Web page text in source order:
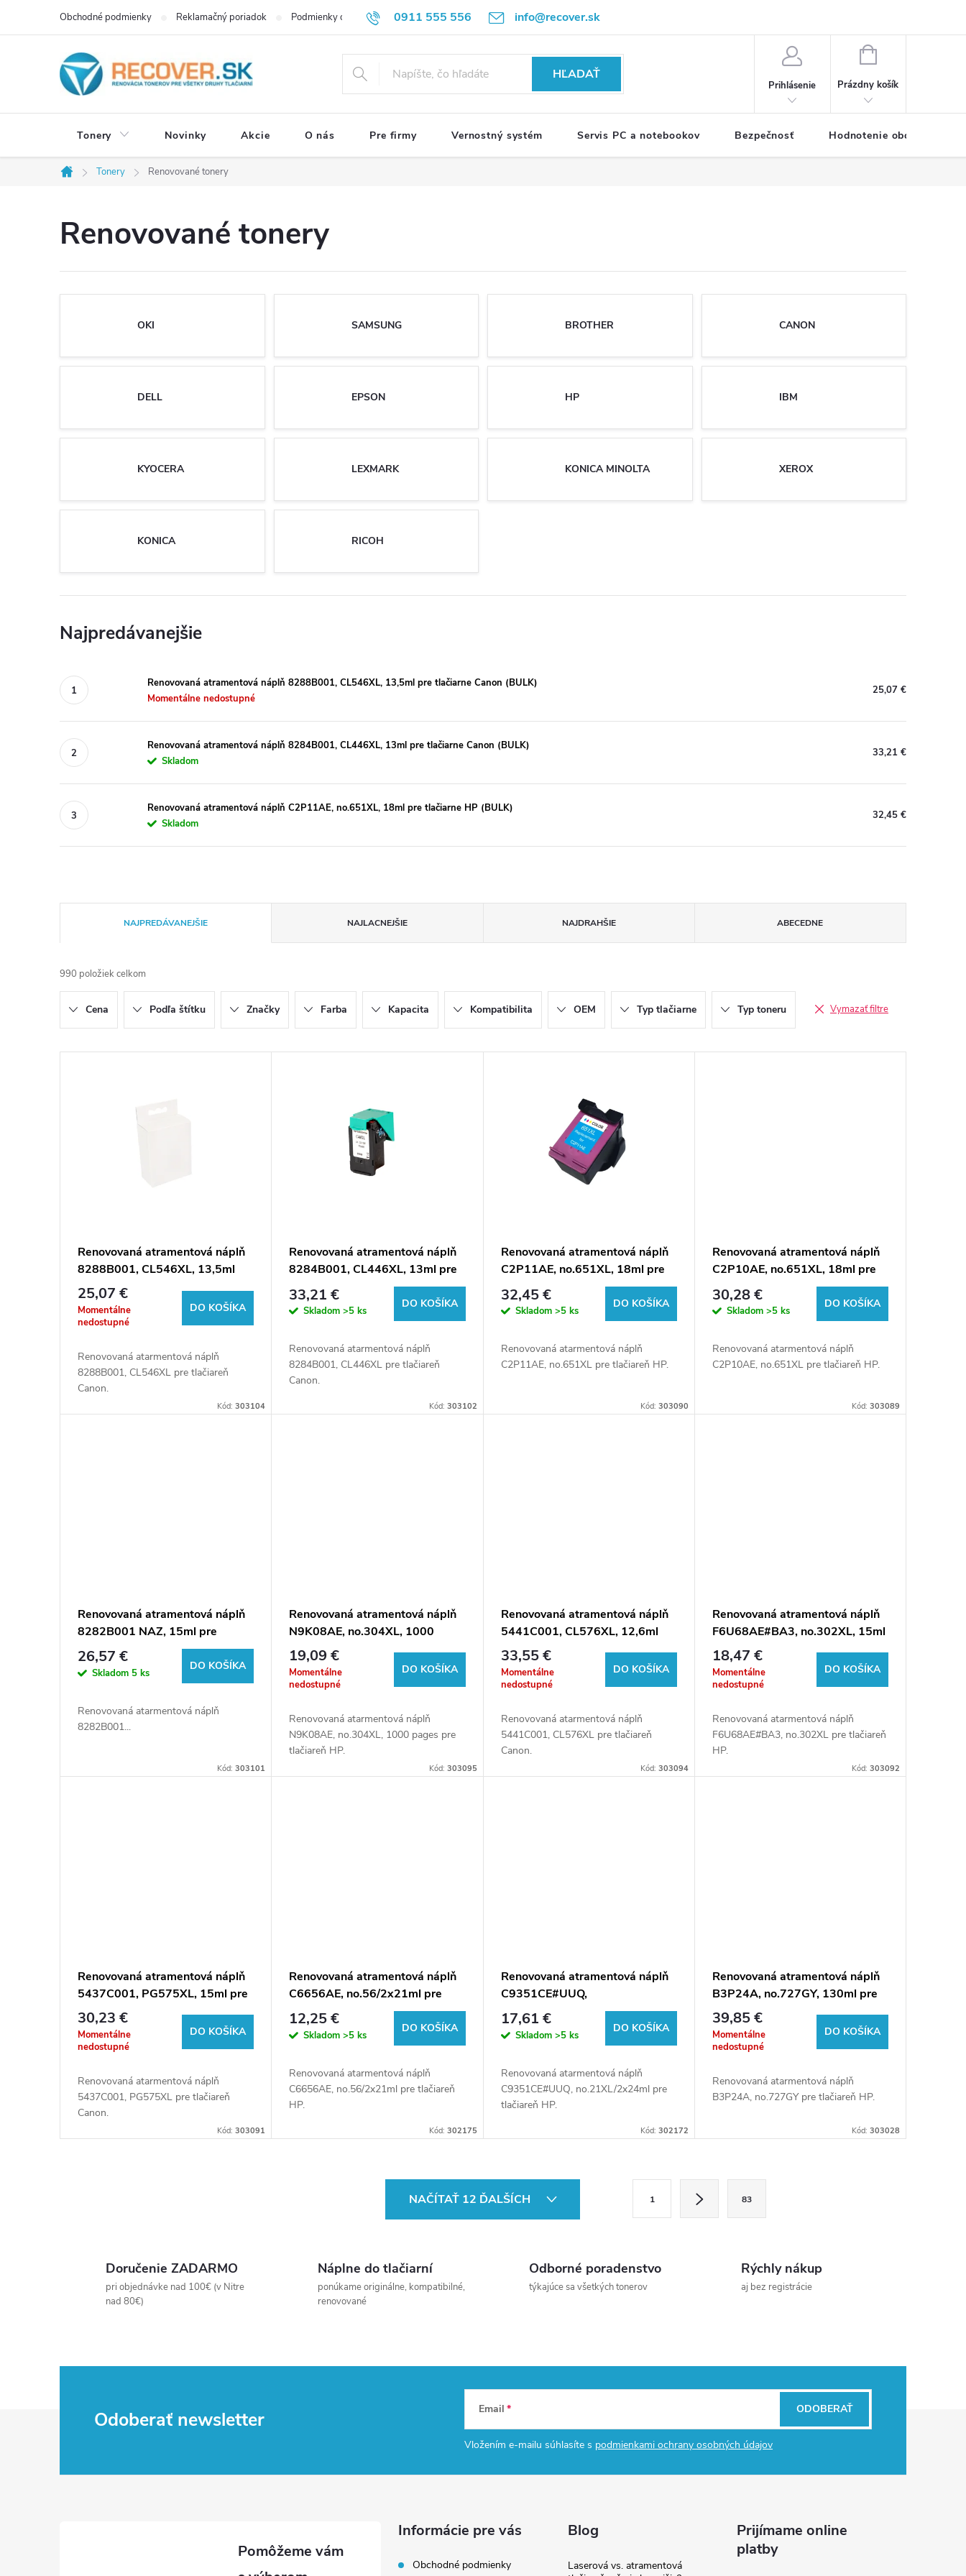
0911 555 556 info@recover.sk
Obchodné podmienky Reklamačný poriadok Podmienky ochrany osobných údajov Formulár na odstúpenie od zmluvy
HĽADAŤ
Prihlásenie
NÁKUPNÝ
Prázdny košík
Tonery Novinky Akcie O nás Pre firmy Vernostný systém Servis PC a notebookov Bezpečnosť Hodnotenie obchodu
Domov
Tonery Renovované tonery
Renovované tonery
OKI SAMSUNG BROTHER CANON
DELL EPSON HP IBM
KYOCERA LEXMARK KONICA MINOLTA XEROX
KONICA RICOH
Najpredávanejšie
Renovovaná atramentová náplň 8288B001, CL546XL, 13,5ml pre tlačiarne Canon (BULK)
Momentálne nedostupné
25,07 €
Renovovaná atramentová náplň 8284B001, CL446XL, 13ml pre tlačiarne Canon (BULK)
Skladom
33,21 €
Renovovaná atramentová náplň C2P11AE, no.651XL, 18ml pre tlačiarne HP (BULK)
Skladom
32,45 €
a
d
e
n
o
NAJPREDÁVANEJŠIE NAJLACNEJŠIE NAJDRAHŠIE ABECEDNE
990 položiek celkom
Cena Podľa štítku Značky Farba Kapacita Kompatibilita OEM Typ tlačiarne Typ toneru Vymazať filtre
k
Renovovaná atramentová náplň
8288B001, CL546XL, 13,5ml
pre tlačiarne Canon (BULK)
25,07 €
Momentálne
nedostupné
DO KOŠÍKA
Renovovaná atarmentová náplň
8288B001, CL546XL pre tlačiareň
Canon.
Kód:303104
Renovovaná atramentová náplň
8284B001, CL446XL, 13ml pre
tlačiarne Canon (BULK)
33,21 €
Skladom>5 ks
DO KOŠÍKA
Renovovaná atarmentová náplň
8284B001, CL446XL pre tlačiareň
Canon.
Kód: 303102
Renovovaná atramentová náplň
C2P11AE, no.651XL, 18ml pre
tlačiarne HP (BULK)
32,45 €
Skladom >5 ks
DO KOŠÍKA
Renovovaná atarmentová náplň
C2P11AE, no.651XL pre tlačiareň HP.
Kód: 303090
Renovovaná atramentová náplň
C2P10AE, no.651XL, 18ml pre
tlačiarne HP (BULK)
30,28 €
Skladom >5 ks
DO KOŠÍKA
Renovovaná atarmentová náplň
C2P10AE, no.651XL pre tlačiareň HP.
Kód: 303089
Renovovaná atramentová náplň
8282B001 NAZ, 15ml pre
tlačiarne Canon (BULK)
26,57 €
Skladom 5 ks
DO KOŠÍKA
Renovovaná atarmentová náplň
8282B001...
Kód:303101
Renovovaná atramentová náplň
N9K08AE, no.304XL, 1000
pages, 20ml pre tlačiarne HP
(BULK)
19,09 €
Momentálne
nedostupné
DO KOŠÍKA
Renovovaná atarmentová náplň
N9K08AE, no.304XL, 1000 pages pre
tlačiareň HP.
Kód: 303095
Renovovaná atramentová náplň
5441C001, CL576XL, 12,6ml
pre tlačiarne Canon (BULK)
33,55 €
Momentálne
nedostupné
DO KOŠÍKA
Renovovaná atarmentová náplň
5441C001, CL576XL pre tlačiareň
Canon.
Kód: 303094
Renovovaná atramentová náplň
F6U68AE#BA3, no.302XL, 15ml
pre tlačiarne HP (BULK)
18,47 €
Momentálne
nedostupné
DO KOŠÍKA
Renovovaná atarmentová náplň
F6U68AE#BA3, no.302XL pre tlačiareň
HP.
Kód: 303092
Renovovaná atramentová náplň
5437C001, PG575XL, 15ml pre
tlačiarne Canon (BULK)
30,23 €
Momentálne
nedostupné
DO KOŠÍKA
Renovovaná atarmentová náplň
5437C001, PG575XL pre tlačiareň
Canon.
Kód:303091
Renovovaná atramentová náplň
C6656AE, no.56/2x21ml pre
tlačiarne HP (multipack)
12,25 €
Skladom>5 ks
DO KOŠÍKA
Renovovaná atarmentová náplň
C6656AE, no.56/2x21ml pre tlačiareň
HP.
Kód: 302175
Renovovaná atramentová náplň
C9351CE#UUQ,
no.21XL/2x24ml pre tlačiarne
HP (multipack)
17,61 €
Skladom >5 ks
DO KOŠÍKA
Renovovaná atarmentová náplň
C9351CE#UUQ, no.21XL/2x24ml pre
tlačiareň HP.
Kód: 302172
Renovovaná atramentová náplň
B3P24A, no.727GY, 130ml pre
tlačiarne HP (BULK)
39,85 €
Momentálne
nedostupné
DO KOŠÍKA
Renovovaná atarmentová náplň
B3P24A, no.727GY pre tlačiareň HP.
Kód: 303028
c
r
NAČÍTAŤ 12 ĎALŠÍCH
n
a
n
e
1 83
Doručenie ZADARMO
pri objednávke nad 100€ (v Nitre
nad 80€)
Náplne do tlačiarní
ponúkame originálne, kompatibilné,
renovované
Odborné poradenstvo
týkajúce sa všetkých tonerov
Rýchly nákup
aj bez registrácie
Odoberať newsletter Email
Vložením e-mailu súhlasíte s podmienkami ochrany osobných údajov
ODOBERAŤ
Informácie pre vás
Obchodné podmienky
Blog
Laserová vs. atramentová
Prijímame online
platby